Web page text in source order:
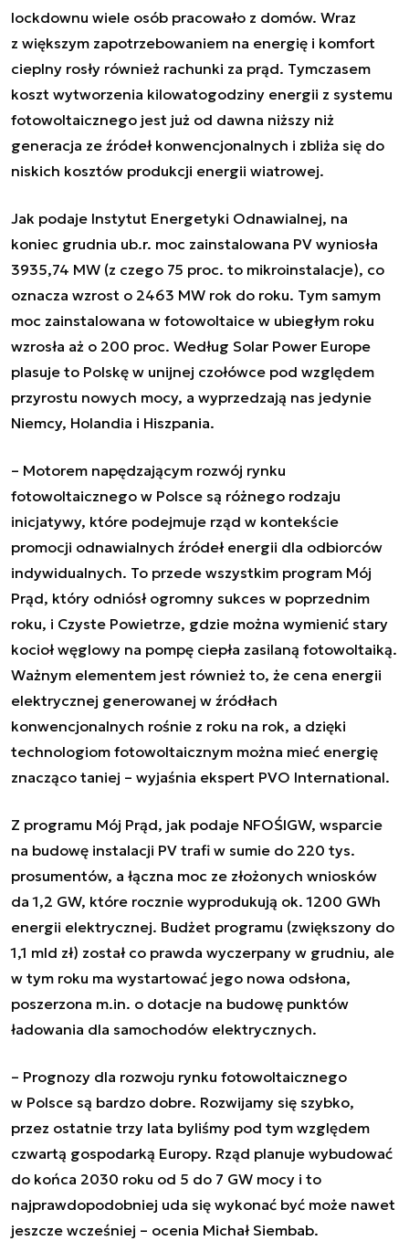
lockdownu wiele osób pracowało z domów. Wraz
z większym zapotrzebowaniem na energię i komfort
cieplny rosły również rachunki za prąd. Tymczasem
koszt wytworzenia kilowatogodziny energii z systemu
fotowoltaicznego jest już od dawna niższy niż
generacja ze źródeł konwencjonalnych i zbliża się do
niskich kosztów produkcji energii wiatrowej.
Jak podaje Instytut Energetyki Odnawialnej, na
koniec grudnia ub.r. moc zainstalowana PV wyniosła
3935,74 MW (z czego 75 proc. to mikroinstalacje), co
oznacza wzrost o 2463 MW rok do roku. Tym samym
moc zainstalowana w fotowoltaice w ubiegłym roku
wzrosła aż o 200 proc. Według Solar Power Europe
plasuje to Polskę w unijnej czołówce pod względem
przyrostu nowych mocy, a wyprzedzają nas jedynie
Niemcy, Holandia i Hiszpania.
– Motorem napędzającym rozwój rynku
fotowoltaicznego w Polsce są różnego rodzaju
inicjatywy, które podejmuje rząd w kontekście
promocji odnawialnych źródeł energii dla odbiorców
indywidualnych. To przede wszystkim program Mój
Prąd, który odniósł ogromny sukces w poprzednim
roku, i Czyste Powietrze, gdzie można wymienić stary
kocioł węglowy na pompę ciepła zasilaną fotowoltaiką.
Ważnym elementem jest również to, że cena energii
elektrycznej generowanej w źródłach
konwencjonalnych rośnie z roku na rok, a dzięki
technologiom fotowoltaicznym można mieć energię
znacząco taniej – wyjaśnia ekspert PVO International.
Z programu Mój Prąd, jak podaje NFOŚIGW, wsparcie
na budowę instalacji PV trafi w sumie do 220 tys.
prosumentów, a łączna moc ze złożonych wniosków
da 1,2 GW, które rocznie wyprodukują ok. 1200 GWh
energii elektrycznej. Budżet programu (zwiększony do
1,1 mld zł) został co prawda wyczerpany w grudniu, ale
w tym roku ma wystartować jego nowa odsłona,
poszerzona m.in. o dotacje na budowę punktów
ładowania dla samochodów elektrycznych.
– Prognozy dla rozwoju rynku fotowoltaicznego
w Polsce są bardzo dobre. Rozwijamy się szybko,
przez ostatnie trzy lata byliśmy pod tym względem
czwartą gospodarką Europy. Rząd planuje wybudować
do końca 2030 roku od 5 do 7 GW mocy i to
najprawdopodobniej uda się wykonać być może nawet
jeszcze wcześniej – ocenia Michał Siembab.